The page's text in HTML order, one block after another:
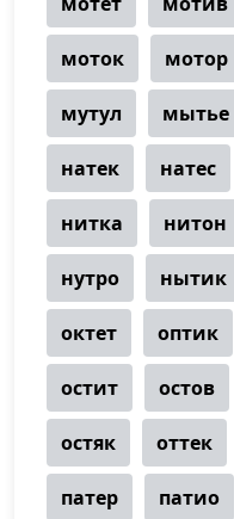
моток мотор
мутул мытье
натек натес
нитка нитон
нутро нытик
октет оптик
остит остов
остяк оттек
патер патио